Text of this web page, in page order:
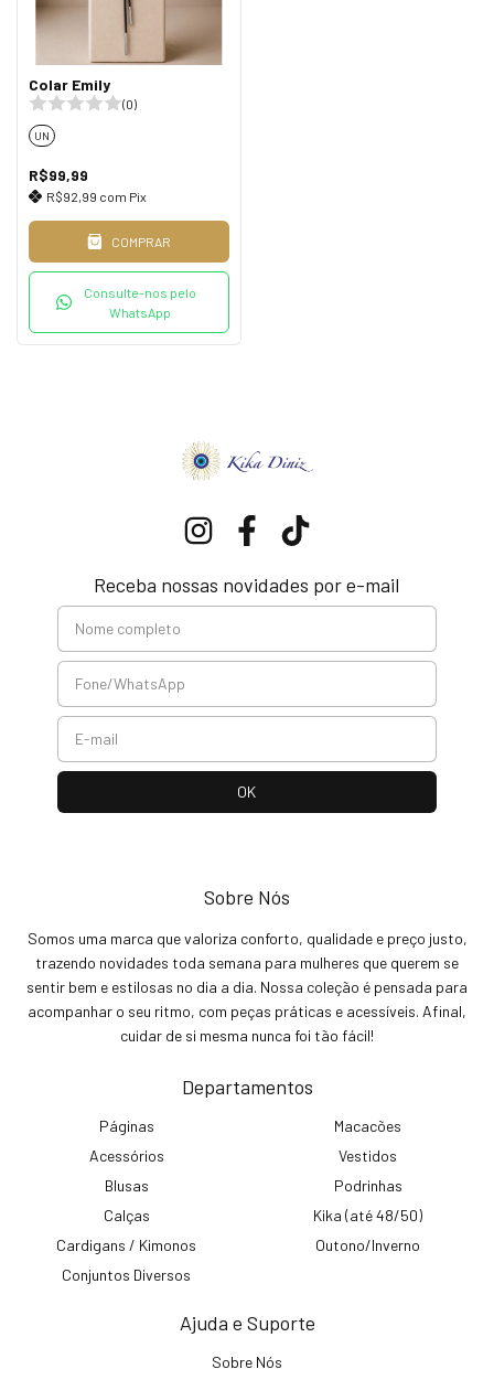
Colar Emily
(0)
UN
R$99,99
R$92,99 com Pix
COMPRAR
Consulte-nos pelo
WhatsApp
Receba nossas novidades por e-mail
Sobre Nós
Somos uma marca que valoriza conforto, qualidade e preço justo,
trazendo novidades toda semana para mulheres que querem se
sentir bem e estilosas no dia a dia. Nossa coleção é pensada para
acompanhar o seu ritmo, com peças práticas e acessíveis. Afinal,
cuidar de si mesma nunca foi tão fácil!
Departamentos
Páginas
Acessórios
Blusas
Calças
Cardigans / Kimonos
Conjuntos Diversos
Macacões
Vestidos
Podrinhas
Kika (até 48/50)
Outono/Inverno
Ajuda e Suporte
Sobre Nós